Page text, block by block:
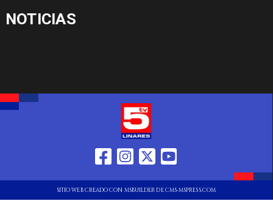
NOTICIAS
SITIO WEB CREADO CON MSBUILDER DE CMS-MSPRESS.COM